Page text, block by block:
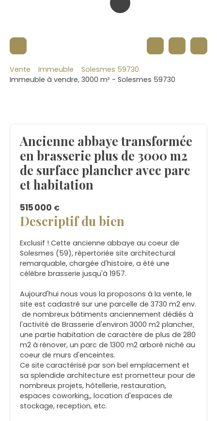
Vente Immeuble
Solesmes 59730
Immeuble à vendre, 3000 m² - Solesmes 59730
Ancienne abbaye transformée
en brasserie plus de 3000 m2
de surface plancher avec parc
et habitation
515 000 €
Descriptif du bien
Exclusif ! Cette ancienne abbaye au coeur de
Solesmes (59), répertoriée site architectural
remarquable, chargée d'histoire, a été une
célèbre brasserie jusqu'à 1957.
Aujourd'hui nous vous la proposons à la vente, le
site est cadastré sur une parcelle de 3730 m2 env.
de nombreux bâtiments anciennement dédiés à
l'activité de Brasserie d'environ 3000 m2 plancher,
une partie habitation de caractère de plus de 280
m2 à rénover, un parc de 1300 m2 arboré niché au
coeur de murs d'enceintes.
Ce site caractérisé par son bel emplacement et
sa splendide architecture est prometteur pour de
nombreux projets, hôtellerie, restauration,
espaces coworking,, location d'espaces de
stockage, reception, etc.